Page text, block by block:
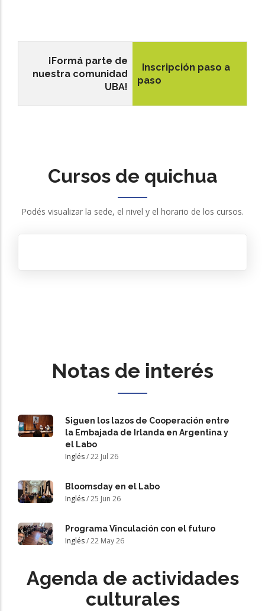
¡Formá parte de
nuestra comunidad
UBA!
Inscripción paso a
paso
Cursos de quichua
Podés visualizar la sede, el nivel y el horario de los cursos.
Notas de interés
Siguen los lazos de Cooperación entre
la Embajada de Irlanda en Argentina y
el Labo
Inglés/22 Jul 26
Bloomsday en el Labo
Inglés/25 Jun 26
Programa Vinculación con el futuro
Inglés/22 May 26
Agenda de actividades
culturales